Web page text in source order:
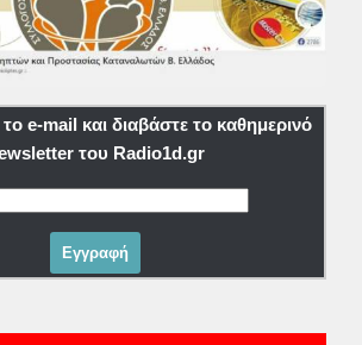
e-mail και διαβάστε το καθημερινό
του Radio1d.gr